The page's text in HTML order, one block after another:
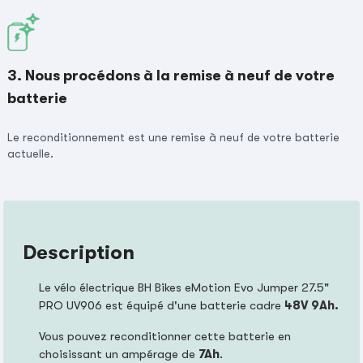
3. Nous procédons à la remise à neuf de votre
batterie
Le reconditionnement est une remise à neuf de votre batterie
actuelle.
Description
Le vélo électrique BH Bikes eMotion Evo Jumper 27.5"
PRO UV906 est équipé d'une batterie cadre 48V 9Ah.
Vous pouvez reconditionner cette batterie en
choisissant un ampérage de 7Ah.